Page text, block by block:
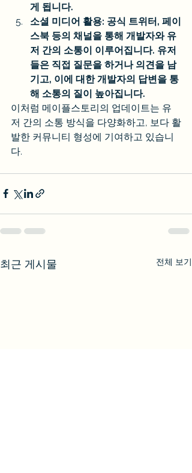
게 됩니다.
소셜 미디어 활용: 공식 트위터, 페이
스북 등의 채널을 통해 개발자와 유
저 간의 소통이 이루어집니다. 유저
들은 직접 질문을 하거나 의견을 남
기고, 이에 대한 개발자의 답변을 통
해 소통의 질이 높아집니다.
이처럼 메이플스토리의 업데이트는 유
저 간의 소통 방식을 다양화하고, 보다 활
발한 커뮤니티 형성에 기여하고 있습니
다.
최근 게시물 전체 보기